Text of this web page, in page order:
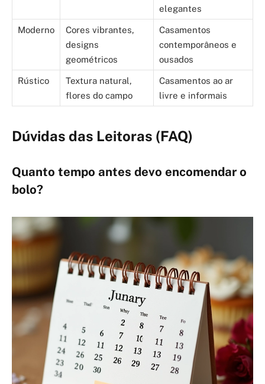
elegantes
Moderno
Cores vibrantes,
designs
geométricos
Casamentos
contemporâneos e
ousados
Rústico
Textura natural,
flores do campo
Casamentos ao ar
livre e informais
Dúvidas das Leitoras (FAQ)
Quanto tempo antes devo encomendar o
bolo?